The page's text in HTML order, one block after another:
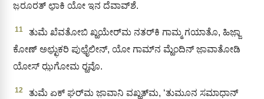
ಜ಼ರೂರತ್ ಛಾ಼ಕಿ ಯೋ ಇನ ದೆವಾವ್‌ಶೆ.
11
ತುಮೆ ಖೆವತೋಬಿ ಖ್ಹಯೇರ್‌ಮ ನತರ್‌ಕಿ ಗಾಮ್ಮ ಗಯಾತೊ, ಹಿಜ್ಜಾ಼
ಕೋಣ್ ಅಛ್ಛು಼ಕರಿ ಪುಛೈ಼ಲೀನ್‌, ಯೋ ಗಾಮ್‌ನ ಮ್ಹೆಂದಿನ್ ಜಾ಼ವಾತೋಡಿ
ಯೋಸ್ ಝ಼ಗೋಮ ರ‍್ಹವೊ.
12
ತುಮೆ ಏಕ್‌ ಘರ್‌ಮ ಜಾ಼ವಾನಿ ವಖ್ಹತ್‌ಮ, ‘ತುಮೂನ ಸಮಾಧಾನ್